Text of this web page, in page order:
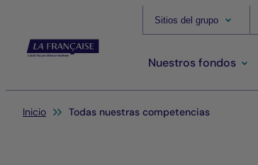
Sitios del grupo
Nuestros fondos
Usted está aquí:
Inicio Todas nuestras competencias